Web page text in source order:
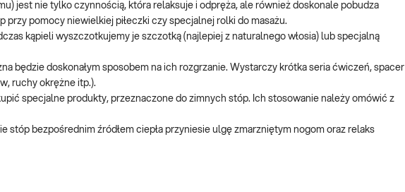
jest nie tylko czynnością, która relaksuje i odpręża, ale również doskonale pobudza
pomocy niewielkiej piłeczki czy specjalnej rolki do masażu.
kąpieli wyszczotkujemy je szczotką (najlepiej z naturalnego włosia) lub specjalną
będzie doskonałym sposobem na ich rozgrzanie. Wystarczy krótka seria ćwiczeń, spacer
ruchy okrężne itp.).
specjalne produkty, przeznaczone do zimnych stóp. Ich stosowanie należy omówić z
stóp bezpośrednim źródłem ciepła przyniesie ulgę zmarzniętym nogom oraz relaks